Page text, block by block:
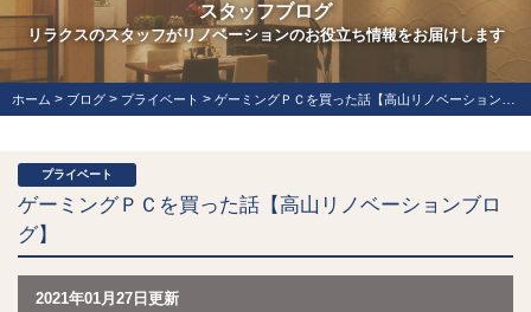
スタッフブログ
リラクスのスタッフがリノベーションのお役立ち情報をお届けします
ホーム > ブログ > プライベート > ゲーミングＰＣを買った話【高山リノベーションブログ】
プライベート
ゲーミングＰＣを買った話【高山リノベーションブロ
グ】
2021年01月27日更新